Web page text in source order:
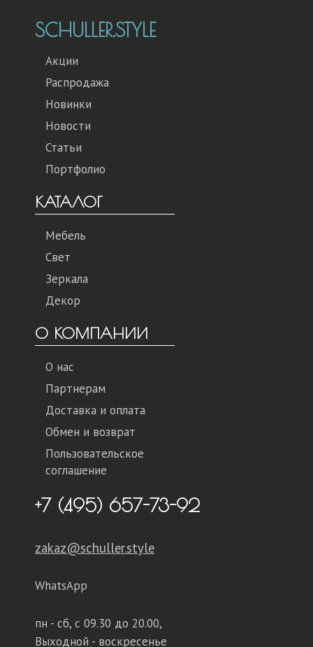
SCHULLER.STYLE
Акции
Распродажа
Новинки
Новости
Статьи
Портфолио
КАТАЛОГ
Мебель
Свет
Зеркала
Декор
О КОМПАНИИ
О нас
Партнерам
Доставка и оплата
Обмен и возврат
Пользовательское
соглашение
+7 (495) 657-73-92
zakaz@schuller.style
WhatsApp
пн - сб, с 09.30 до 20.00,
Выходной - воскресенье